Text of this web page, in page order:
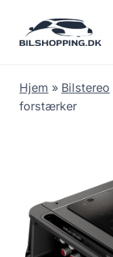
Hjem » Bilstereo
forstærker